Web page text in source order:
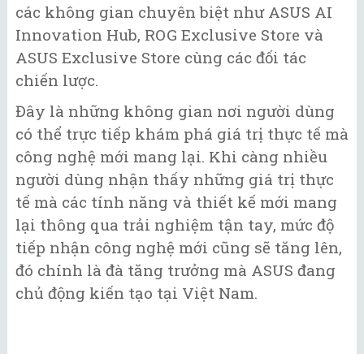
các không gian chuyên biệt như ASUS AI
Innovation Hub, ROG Exclusive Store và
ASUS Exclusive Store cùng các đối tác
chiến lược.
Đây là những không gian nơi người dùng
có thể trực tiếp khám phá giá trị thực tế mà
công nghệ mới mang lại. Khi càng nhiều
người dùng nhận thấy những giá trị thực
tế mà các tính năng và thiết kế mới mang
lại thông qua trải nghiệm tận tay, mức độ
tiếp nhận công nghệ mới cũng sẽ tăng lên,
đó chính là đà tăng trưởng mà ASUS đang
chủ động kiến tạo tại Việt Nam.